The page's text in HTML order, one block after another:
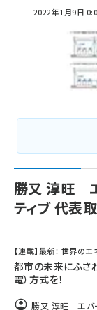
2022年1月9日
勝又 淳旺
ティブ 代表
【連載】最新！ 世界の
都市の未来にふさ
電）方式を！
勝又 淳旺 エバ